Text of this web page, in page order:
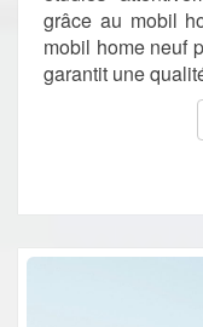
grâce au mobil
mobil home neuf
garantit une